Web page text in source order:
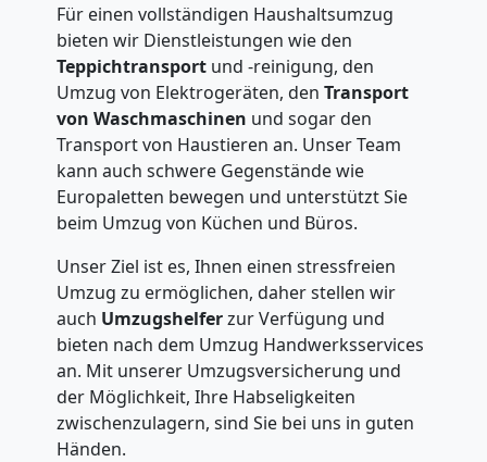
Für einen vollständigen Haushaltsumzug
bieten wir Dienstleistungen wie den
Teppichtransport und -reinigung, den
Umzug von Elektrogeräten, den Transport
von Waschmaschinen und sogar den
Transport von Haustieren an. Unser Team
kann auch schwere Gegenstände wie
Europaletten bewegen und unterstützt Sie
beim Umzug von Küchen und Büros.
Unser Ziel ist es, Ihnen einen stressfreien
Umzug zu ermöglichen, daher stellen wir
auch Umzugshelferzur Verfügung und
bieten nach dem Umzug Handwerksservices
an. Mit unserer Umzugsversicherung und
der Möglichkeit, Ihre Habseligkeiten
zwischenzulagern, sind Sie bei uns in guten
Händen.